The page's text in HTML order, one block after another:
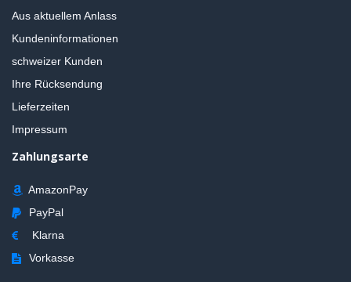
Aus aktuellem Anlass
Kundeninformationen
schweizer Kunden
Ihre Rücksendung
Lieferzeiten
Impressum
Zahlungsarte
AmazonPay
PayPal
Klarna
Vorkasse